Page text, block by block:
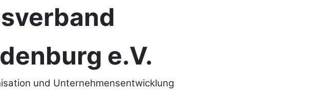
e.V.
und Unternehmensentwicklung